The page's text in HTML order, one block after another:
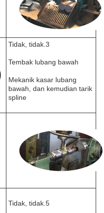
Tidak, tidak.3
Tembak lubang bawah
Mekanik kasar lubang
bawah, dan kemudian tarik
spline
Tidak, tidak.5